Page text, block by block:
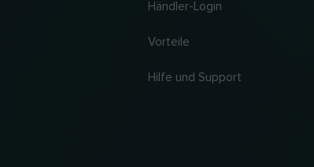
Händler-Login
Vorteile
Hilfe und Support